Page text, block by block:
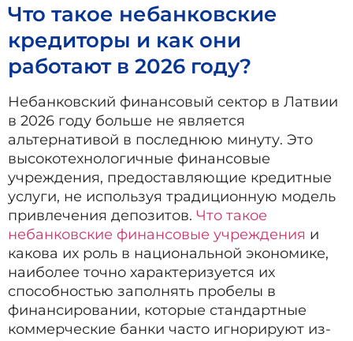
Что такое небанковские
кредиторы и как они
работают в 2026 году?
Небанковский финансовый сектор в Латвии
в 2026 году больше не является
альтернативой в последнюю минуту. Это
высокотехнологичные финансовые
учреждения, предоставляющие кредитные
услуги, не используя традиционную модель
привлечения депозитов. Что такое
небанковские финансовые учреждения и
какова их роль в национальной экономике,
наиболее точно характеризуется их
способностью заполнять пробелы в
финансировании, которые стандартные
коммерческие банки часто игнорируют из-